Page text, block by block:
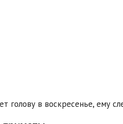
голову в воскресенье, ему